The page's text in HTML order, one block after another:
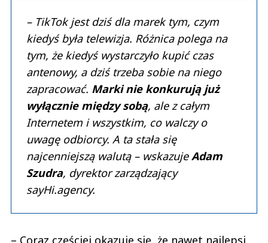
– TikTok jest dziś dla marek tym, czym
kiedyś była telewizja. Różnica polega na
tym, że kiedyś wystarczyło kupić czas
antenowy, a dziś trzeba sobie na niego
zapracować. Marki nie konkurują już
wyłącznie między sobą, ale z całym
Internetem i wszystkim, co walczy o
uwagę odbiorcy. A ta stała się
najcenniejszą walutą – wskazujeAdam
Szudra, dyrektor zarządzający
sayHi.agency.
– Coraz częściej okazuje się, że nawet najlepsi